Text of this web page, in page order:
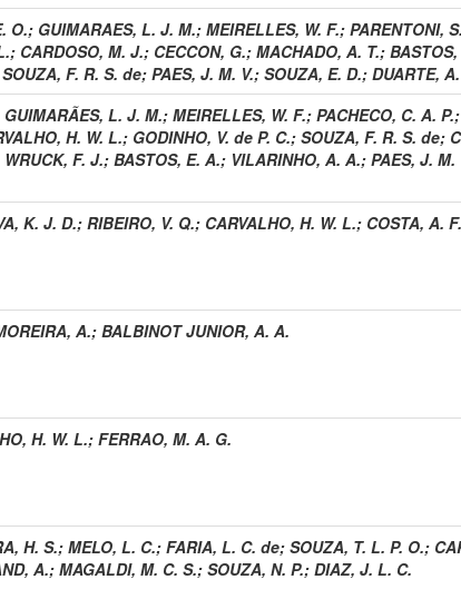
O.; GUIMARAES, L. J. M.; MEIRELLES, W. F.; PARENTONI,
; CARDOSO, M. J.; CECCON, G.; MACHADO, A. T.;
SOUZA, F. R. S. de; PAES, J. M. V.; SOUZA, E. D.; DUARTE,
GUIMARÃES, L. J. M.; MEIRELLES, W. F.; PACHECO, C. A. P.;
H. W. L.; GODINHO, V. de P. C.; SOUZA, F. R. S. de;
WRUCK, F. J.; BASTOS, E. A.; VILARINHO, A. A.; PAES, J. M.
K. J. D.; RIBEIRO, V. Q.; CARVALHO, H. W. L.; COSTA, A.
A.; BALBINOT JUNIOR, A. A.
H. W. L.; FERRAO, M. A. G.
H. S.; MELO, L. C.; FARIA, L. C. de; SOUZA, T. L. P. O.;
A.; MAGALDI, M. C. S.; SOUZA, N. P.; DIAZ, J. L. C.